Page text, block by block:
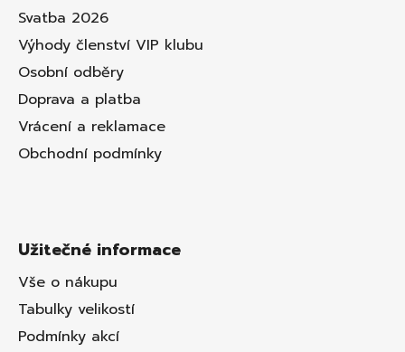
Svatba 2026
Výhody členství VIP klubu
Osobní odběry
Doprava a platba
Vrácení a reklamace
Obchodní podmínky
Užitečné informace
Vše o nákupu
Tabulky velikostí
Podmínky akcí